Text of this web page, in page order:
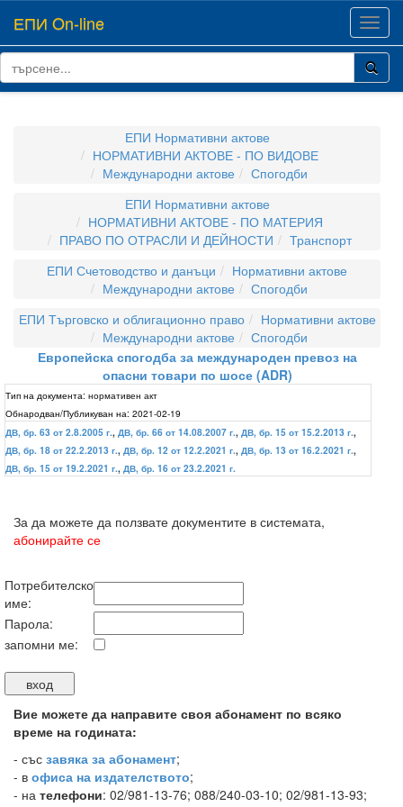
ЕПИ On-line
ЕПИ Нормативни актове
НОРМАТИВНИ АКТОВЕ - ПО ВИДОВЕ
Международни актове
Спогодби
ЕПИ Нормативни актове
НОРМАТИВНИ АКТОВЕ - ПО МАТЕРИЯ
ПРАВО ПО ОТРАСЛИ И ДЕЙНОСТИ
Транспорт
ЕПИ Счетоводство и данъци
Нормативни актове
Международни актове
Спогодби
ЕПИ Търговско и облигационно право
Нормативни актове
Международни актове
Спогодби
Европейска спогодба за международен превоз на
опасни товари по шосе (ADR)
Тип на документа: нормативен акт
Обнародван/Публикуван на: 2021-02-19
ДВ, бр. 63 от 2.8.2005 г., ДВ, бр. 66 от 14.08.2007 г., ДВ, бр. 15 от 15.2.2013 г.,
ДВ, бр. 18 от 22.2.2013 г., ДВ, бр. 12 от 12.2.2021 г., ДВ, бр. 13 от 16.2.2021 г.,
ДВ, бр. 15 от 19.2.2021 г., ДВ, бр. 16 от 23.2.2021 г.
За да можете да ползвате документите в системата,
абонирайте се
Потребителско
име:
Парола:
запомни ме:
Вие можете да направите своя абонамент по всяко
време на годината:
- със завяка за абонамент;
- в офиса на издателството;
- на телефони: 02/981-13-76; 088/240-03-10; 02/981-13-93;